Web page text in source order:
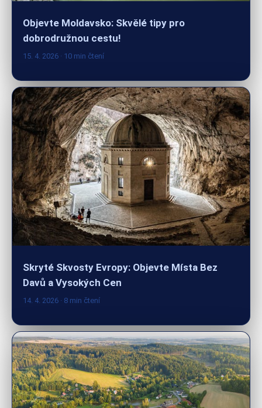
15. 4. 2026 · 10 min čtení
Skryté Skvosty Evropy: Objevte Místa Bez
14. 4. 2026· 8 min čtení